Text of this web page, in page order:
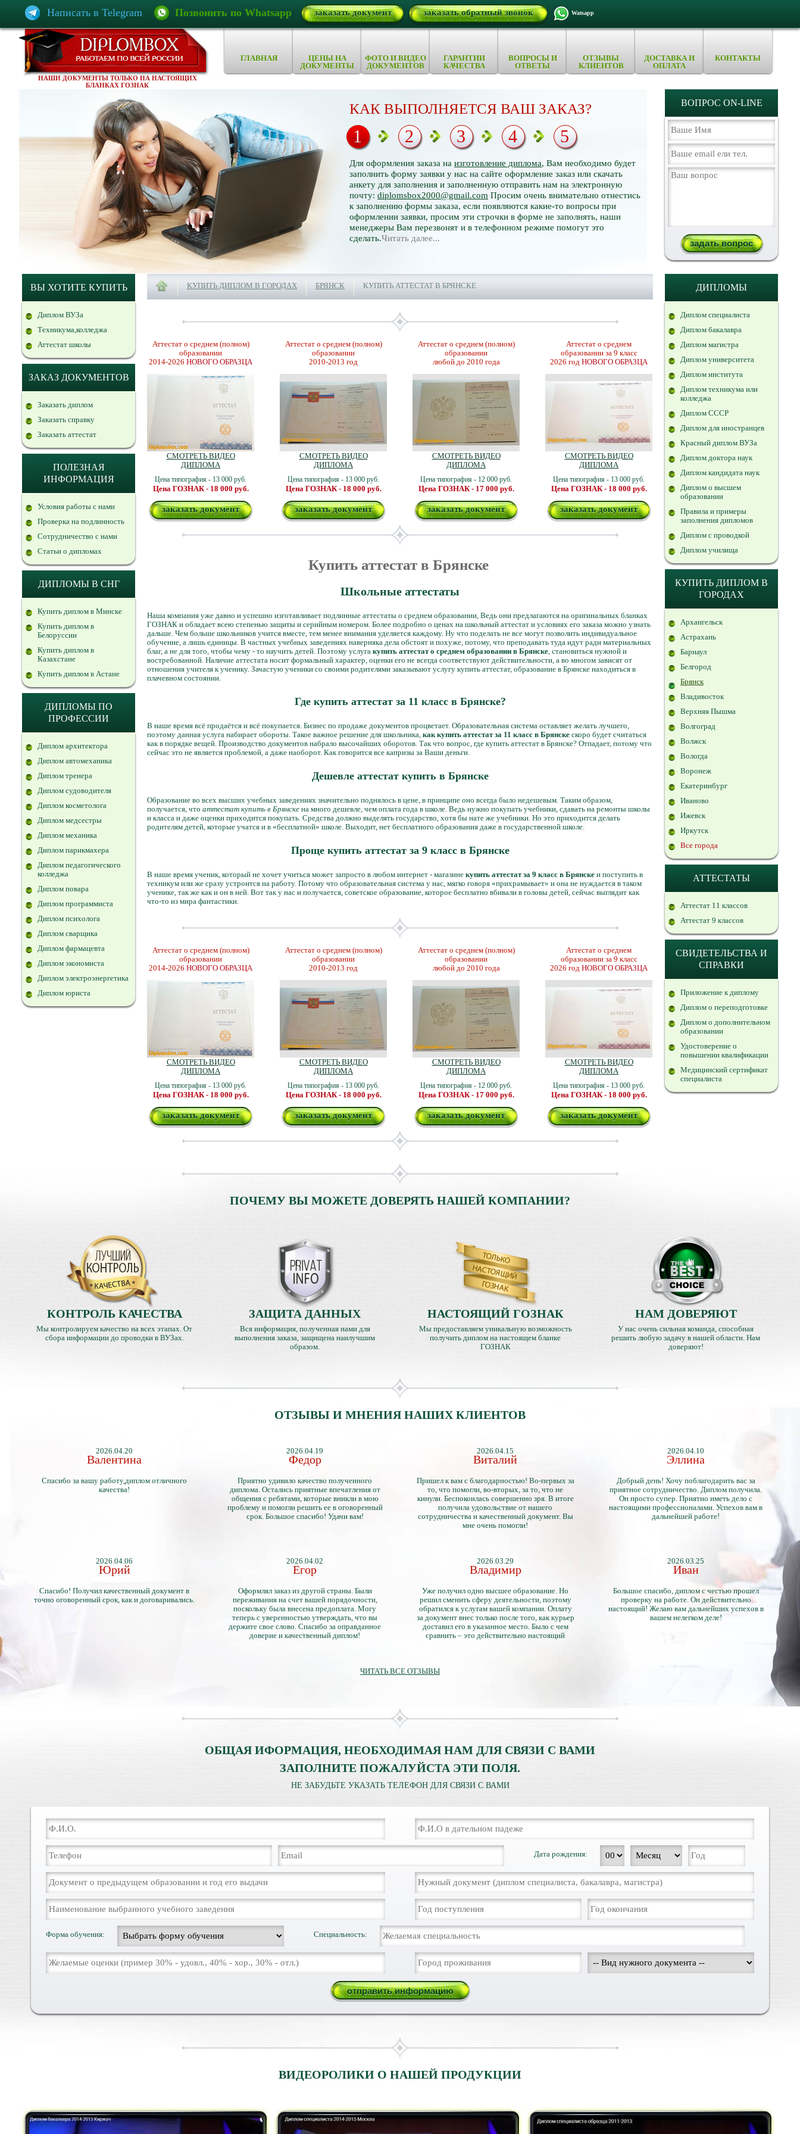
Написать в Telegram Позвонить по Whatsapp заказать документ заказать обратный звонок Watsapp
НАШИ ДОКУМЕНТЫ ТОЛЬКО НА НАСТОЯЩИХ
БЛАНКАХ ГОЗНАК
ГЛАВНАЯ
ЦЕНЫ НА
ДОКУМЕНТЫ
ФОТО И ВИДЕО
ДОКУМЕНТОВ
ГАРАНТИИ
КАЧЕСТВА
ВОПРОСЫ И
ОТВЕТЫ
ОТЗЫВЫ
КЛИЕНТОВ
ДОСТАВКА И
ОПЛАТА
КОНТАКТЫ
КАК ВЫПОЛНЯЕТСЯ ВАШ ЗАКАЗ?
Для оформления заказа на изготовление диплома, Вам необходимо будет
заполнить форму заявки у нас на сайте оформление заказ или скачать
анкету для заполнения и заполненную отправить нам на электронную
почту: diplomsbox2000@gmail.com Просим очень внимательно отнестись
к заполнению формы заказа, если появляются какие-то вопросы при
оформлении заявки, просим эти строчки в форме не заполнять, наши
менеджеры Вам перезвонят и в телефонном режиме помогут это
сделать.Читать далее...
1 2 3 4 5
ВОПРОС ON-LINE
ВЫ ХОТИТЕ КУПИТЬ
Диплом ВУЗа
Техникума,колледжа
Аттестат школы
ЗАКАЗ ДОКУМЕНТОВ
Заказать диплом
Заказать справку
Заказать аттестат
ПОЛЕЗНАЯ
ИНФОРМАЦИЯ
Условия работы с нами
Проверка на подлинность
Сотрудничество с нами
Статьи о дипломах
ДИПЛОМЫ В СНГ
Купить диплом в Минске
Купить диплом в
Белоруссии
Купить диплом в
Казахстане
Купить диплом в Астане
ДИПЛОМЫ ПО
ПРОФЕССИИ
Диплом архитектора
Диплом автомеханика
Диплом тренера
Диплом судоводителя
Диплом косметолога
Диплом медсестры
Диплом механика
Диплом парикмахера
Диплом педагогического
колледжа
Диплом повара
Диплом программиста
Диплом психолога
Диплом сварщика
Диплом фармацевта
Диплом экономиста
Диплом электроэнергетика
Диплом юриста
КУПИТЬ ДИПЛОМ В ГОРОДАХ БРЯНСК КУПИТЬ АТТЕСТАТ В БРЯНСКЕ
Аттестат о среднем (полном)
образовании
2014-2026 НОВОГО ОБРАЗЦА
СМОТРЕТЬ ВИДЕО
ДИПЛОМА
Цена типография - 13 000 руб.
Цена ГОЗНАК - 18 000 руб.
заказать документ
Аттестат о среднем (полном)
образовании
2010-2013 год
СМОТРЕТЬ ВИДЕО
ДИПЛОМА
Цена типография - 13 000 руб.
Цена ГОЗНАК - 18 000 руб.
заказать документ
Аттестат о среднем (полном)
образовании
любой до 2010 года
СМОТРЕТЬ ВИДЕО
ДИПЛОМА
Цена типография - 12 000 руб.
Цена ГОЗНАК - 17 000 руб.
заказать документ
Аттестат о среднем
образовании за 9 класс
2026 год НОВОГО ОБРАЗЦА
СМОТРЕТЬ ВИДЕО
ДИПЛОМА
Цена типография - 13 000 руб.
Цена ГОЗНАК - 18 000 руб.
заказать документ
Купить аттестат в Брянске
Школьные аттестаты
Наша компания уже давно и успешно изготавливает подлинные аттестаты о среднем образовании, Ведь они предлагаются на оригинальных бланках
ГОЗНАК и обладает всею степенью защиты и серийным номером. Более подробно о ценах на школьный аттестат и условиях его заказа можно узнать
дальше. Чем больше школьников учится вместе, тем менее внимания уделяется каждому. Ну что поделать не все могут позволить индивидуальное
обучение, а лишь единицы. В частных учебных заведениях наверняка дела обстоят и похуже, потому, что преподавать туда идут ради материальных
благ, а не для того, чтобы чему - то научить детей. Поэтому услуга купить аттестат о среднем образовании в Брянске, становиться нужной и
востребованной. Наличие аттестата носит формальный характер, оценки его не всегда соответствуют действительности, а во многом зависят от
отношения учителя к ученику. Зачастую ученики со своими родителями заказывают услугу купить аттестат, образование в Брянске находиться в
плачевном состоянии.
Где купить аттестат за 11 класс в Брянске?
В наше время всё продаётся и всё покупается. Бизнес по продаже документов процветает. Образовательная система оставляет желать лучшего,
поэтому данная услуга набирает обороты. Такое важное решение для школьника, как купить аттестат за 11 класс в Брянске скоро будет считаться
как в порядке вещей. Производство документов набрало высочайших оборотов. Так что вопрос, где купить аттестат в Брянске? Отпадает, потому что
сейчас это не является проблемой, а даже наоборот. Как говорится все капризы за Ваши деньги.
Дешевле аттестат купить в Брянске
Образование во всех высших учебных заведениях значительно поднялось в цене, в принципе оно всегда было недешевым. Таким образом,
получается, что аттестат купить в Брянске на много дешевле, чем оплата года в школе. Ведь нужно покупать учебники, сдавать на ремонты школы
и класса и даже оценки приходится покупать. Средства должно выделять государство, хотя бы нате же учебники. Но это приходится делать
родителям детей, которые учатся и в «бесплатной» школе. Выходит, нет бесплатного образования даже в государственной школе.
Проще купить аттестат за 9 класс в Брянске
В наше время ученик, который не хочет учиться может запросто в любом интернет - магазине купить аттестат за 9 класс в Брянске и поступить в
техникум или же сразу устроится на работу. Потому что образовательная система у нас, мягко говоря «прихрамывает» и она не нуждается в таком
ученике, так же как и он в ней. Вот так у нас и получается, советское образование, которое бесплатно вбивали в головы детей, сейчас выглядит как
что-то из мира фантастики.
Аттестат о среднем (полном)
образовании
2014-2026 НОВОГО ОБРАЗЦА
СМОТРЕТЬ ВИДЕО
ДИПЛОМА
Цена типография - 13 000 руб.
Цена ГОЗНАК - 18 000 руб.
заказать документ
Аттестат о среднем (полном)
образовании
2010-2013 год
СМОТРЕТЬ ВИДЕО
ДИПЛОМА
Цена типография - 13 000 руб.
Цена ГОЗНАК - 18 000 руб.
заказать документ
Аттестат о среднем (полном)
образовании
любой до 2010 года
СМОТРЕТЬ ВИДЕО
ДИПЛОМА
Цена типография - 12 000 руб.
Цена ГОЗНАК - 17 000 руб.
заказать документ
Аттестат о среднем
образовании за 9 класс
2026 год НОВОГО ОБРАЗЦА
СМОТРЕТЬ ВИДЕО
ДИПЛОМА
Цена типография - 13 000 руб.
Цена ГОЗНАК - 18 000 руб.
заказать документ
ДИПЛОМЫ
Диплом специалиста
Диплом бакалавра
Диплом магистра
Диплом университета
Диплом института
Диплом техникума или
колледжа
Диплом СССР
Диплом для иностранцев
Красный диплом ВУЗа
Диплом доктора наук
Диплом кандидата наук
Диплом о высшем
образовании
Правила и примеры
заполнения дипломов
Диплом с проводкой
Диплом училища
КУПИТЬ ДИПЛОМ В
ГОРОДАХ
Архангельск
Астрахань
Барнаул
Белгород
Брянск
Владивосток
Верхняя Пышма
Волгоград
Волжск
Вологда
Воронеж
Екатеринбург
Иваново
Ижевск
Иркутск
Все города
АТТЕСТАТЫ
Аттестат 11 классов
Аттестат 9 классов
СВИДЕТЕЛЬСТВА И
СПРАВКИ
Приложение к диплому
Диплом о переподготовке
Диплом о дополнительном
образовании
Удостоверение о
повышении квалификации
Медицинский сертификат
специалиста
ПОЧЕМУ ВЫ МОЖЕТЕ ДОВЕРЯТЬ НАШЕЙ КОМПАНИИ?
КОНТРОЛЬ КАЧЕСТВА
Мы контролируем качество на всех этапах. От
сбора информации до проводки в ВУЗах.
ЗАЩИТА ДАННЫХ
Вся информация, полученная нами для
выполнения заказа, защищена наилучшим
образом.
НАСТОЯЩИЙ ГОЗНАК
Мы предоставляем уникальную возможность
получить диплом на настоящем бланке
ГОЗНАК
НАМ ДОВЕРЯЮТ
У нас очень сильная команда, способная
решить любую задачу в нашей области. Нам
доверяют!
ОТЗЫВЫ И МНЕНИЯ НАШИХ КЛИЕНТОВ
2026.04.20
Валентина
Спасибо за вашу работу,диплом отличного
качества!
2026.04.19
Федор
Приятно удивило качество полученного
диплома. Остались приятные впечатления от
общения с ребятами, которые вникли в мою
проблему и помогли решить ее в оговоренный
срок. Большое спасибо! Удачи вам!
2026.04.15
Виталий
Пришел к вам с благодарностью! Во-первых за
то, что помогли, во-вторых, за то, что не
кинули. Беспокоилась совершенно зря. В итоге
получила удовольствие от нашего
сотрудничества и качественный документ. Вы
мне очень помогли!
2026.04.10
Эллина
Добрый день! Хочу поблагодарить вас за
приятное сотрудничество. Диплом получила.
Он просто супер. Приятно иметь дело с
настоящими профессионалами. Успехов вам в
дальнейшей работе!
2026.04.06
Юрий
Спасибо! Получил качественный документ в
точно оговоренный срок, как и договаривались.
2026.04.02
Егор
Оформлял заказ из другой страны. Были
переживания на счет вашей порядочности,
поскольку была внесена предоплата. Могу
теперь с уверенностью утверждать, что вы
держите свое слово. Спасибо за оправданное
доверие и качественный диплом!
2026.03.29
Владимир
Уже получил одно высшее образование. Но
решил сменить сферу деятельности, поэтому
обратился к услугам вашей компании. Оплату
за документ внес только после того, как курьер
доставил его в указанное место. Было с чем
сравнить – это действительно настоящий
2026.03.25
Иван
Большое спасибо, диплом с честью прошел
проверку на работе. Он действительно
настоящий! Желаю вам дальнейших успехов в
вашем нелегком деле!
ЧИТАТЬ ВСЕ ОТЗЫВЫ
ОБЩАЯ ИФОРМАЦИЯ, НЕОБХОДИМАЯ НАМ ДЛЯ СВЯЗИ С ВАМИ
ЗАПОЛНИТЕ ПОЖАЛУЙСТА ЭТИ ПОЛЯ.
НЕ ЗАБУДЬТЕ УКАЗАТЬ ТЕЛЕФОН ДЛЯ СВЯЗИ С ВАМИ
Дата рождения:
Форма обучения: Специальность:
ВИДЕОРОЛИКИ О НАШЕЙ ПРОДУКЦИИ